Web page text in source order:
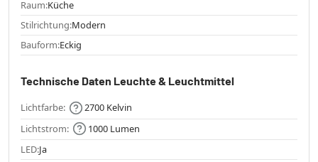
Raum:Küche
Stilrichtung:Modern
Bauform:Eckig
Technische Daten Leuchte & Leuchtmittel
Lichtfarbe:
2700 Kelvin
Lichtstrom:
1000 Lumen
LED:Ja